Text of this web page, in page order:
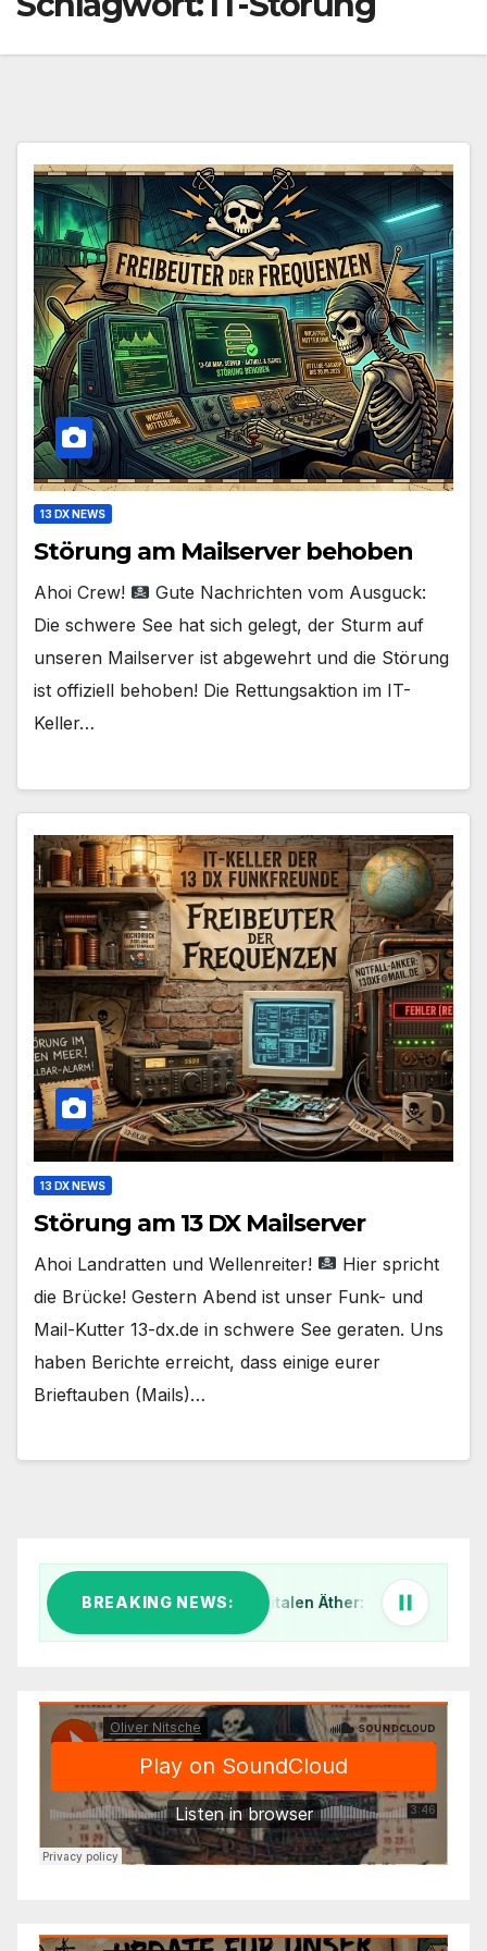
13 DX NEWS
Störung am Mailserver behoben
Ahoi Crew!
Gute Nachrichten vom Ausguck:
Die schwere See hat sich gelegt, der Sturm auf
unseren Mailserver ist abgewehrt und die Störung
ist offiziell behoben! Die Rettungsaktion im IT-
Keller…
13 DX NEWS
Störung am 13 DX Mailserver
Ahoi Landratten und Wellenreiter!
Hier spricht
die Brücke! Gestern Abend ist unser Funk- und
Mail-Kutter 13-dx.de in schwere See geraten. Uns
haben Berichte erreicht, dass einige eurer
Brieftauben (Mails)…
BREAKING NEWS:
Klar Schiff im digitalen Äther: Warum wir unsere